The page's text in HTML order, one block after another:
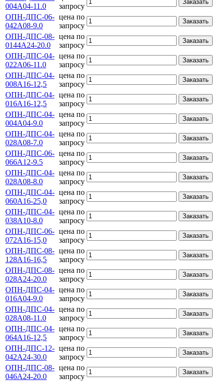
004А04-11.0
запросу
Заказать
ОПН-ДПС-06-
042А08-9.0
цена по
запросу
Заказать
ОПН-ДПС-08-
0144А24-20.0
цена по
запросу
Заказать
ОПН-ДПС-04-
022А06-11.0
цена по
запросу
Заказать
ОПН-ДПС-04-
008А16-12,5
цена по
запросу
Заказать
ОПН-ДПС-04-
016А16-12,5
цена по
запросу
Заказать
ОПН-ДПС-04-
004А04-9.0
цена по
запросу
Заказать
ОПН-ДПС-04-
028А08-7.0
цена по
запросу
Заказать
ОПН-ДПС-06-
066А12-9.5
цена по
запросу
Заказать
ОПН-ДПС-04-
028А08-8.0
цена по
запросу
Заказать
ОПН-ДПС-04-
060А16-25,0
цена по
запросу
Заказать
ОПН-ДПС-04-
038А10-8.0
цена по
запросу
Заказать
ОПН-ДПС-06-
072А16-15,0
цена по
запросу
Заказать
ОПН-ДПС-08-
128А16-16,5
цена по
запросу
Заказать
ОПН-ДПС-08-
028А24-20.0
цена по
запросу
Заказать
ОПН-ДПС-04-
016А04-9.0
цена по
запросу
Заказать
ОПН-ДПС-04-
028А08-11.0
цена по
запросу
Заказать
ОПН-ДПС-04-
064А16-12,5
цена по
запросу
Заказать
ОПН-ДПС-12-
042А24-30.0
цена по
запросу
Заказать
ОПН-ДПС-08-
046А24-20.0
цена по
запросу
Заказать